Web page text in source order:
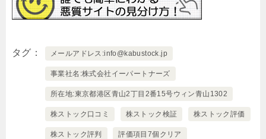
タグ メールアドレス:info@kabustock.jp
事業社名:株式会社イーパートナーズ
所在地:東京都港区青山2丁目2番15号ウィン青山1302
株ストック口コミ 株ストック検証 株ストック評価
株ストック評判 評価項目7個クリア